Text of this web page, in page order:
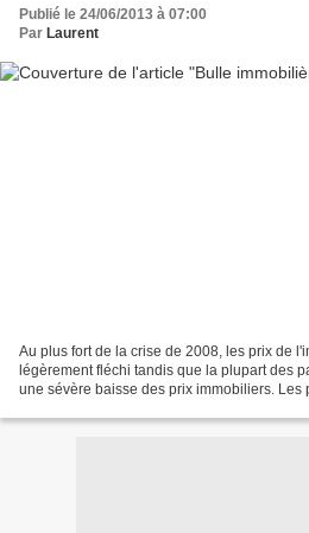
Publié le 24/06/2013 à 07:00
Par Laurent
Au plus fort de la crise de 2008, les prix de
légèrement fléchi tandis que la plupart des
une sévère baisse des prix immobiliers. Les